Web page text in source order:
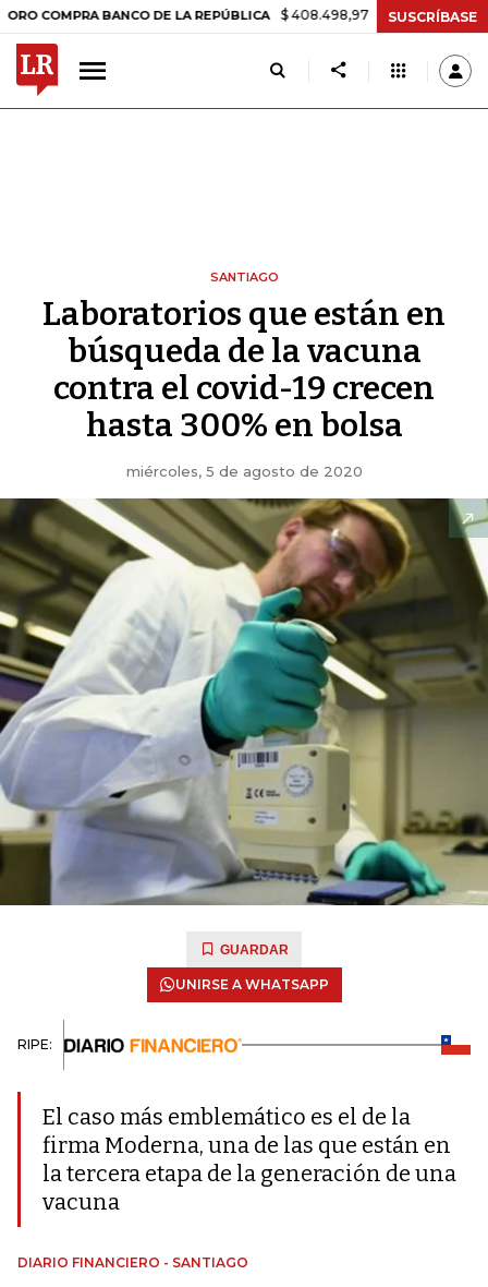
BANCO DE LA REPÚBLICA $ 408.498,97 +$ 8.753,81 +2,19%
SUSCRÍBASE
SANTIAGO
Laboratorios que están en
búsqueda de la vacuna
contra el covid-19 crecen
hasta 300% en bolsa
miércoles, 5 de agosto de 2020
GUARDAR
UNIRSE A WHATSAPP
RIPE:
El caso más emblemático es el de la
firma Moderna, una de las que están en
la tercera etapa de la generación de una
vacuna
DIARIO FINANCIERO - SANTIAGO